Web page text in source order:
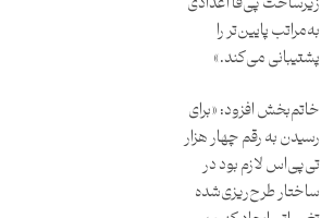
به‌مراتب پایین‌تر را
پشتیبانی می‌کند.»
خاتم‌بخش افزود: «برای
رسیدن به رقم چهار هزار
تی‌پی‌اس لازم بود در
ساختار طرح‌ریزی‌شده